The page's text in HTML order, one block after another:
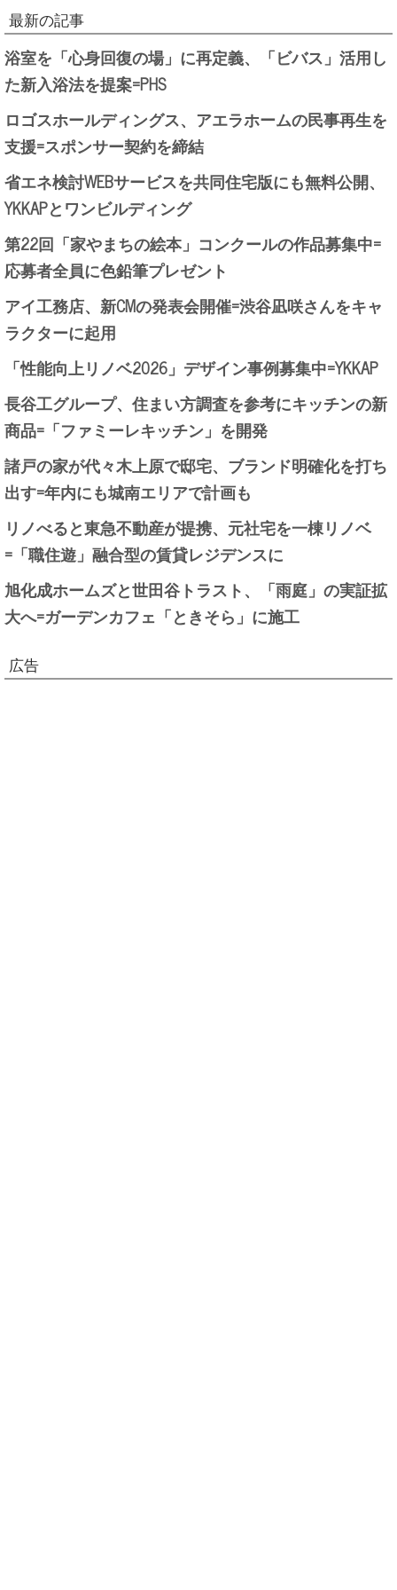
最新の記事
浴室を「心身回復の場」に再定義、「ビバス」活用し
た新入浴法を提案=PHS
ロゴスホールディングス、アエラホームの民事再生を
支援=スポンサー契約を締結
省エネ検討WEBサービスを共同住宅版にも無料公開、
YKKAPとワンビルディング
第22回「家やまちの絵本」コンクールの作品募集中=
応募者全員に色鉛筆プレゼント
アイ工務店、新CMの発表会開催=渋谷凪咲さんをキャ
ラクターに起用
「性能向上リノベ2026」デザイン事例募集中=YKKAP
長谷工グループ、住まい方調査を参考にキッチンの新
商品=「ファミーレキッチン」を開発
諸戸の家が代々木上原で邸宅、ブランド明確化を打ち
出す=年内にも城南エリアで計画も
リノべると東急不動産が提携、元社宅を一棟リノベ
=「職住遊」融合型の賃貸レジデンスに
旭化成ホームズと世田谷トラスト、「雨庭」の実証拡
大へ=ガーデンカフェ「ときそら」に施工
広告